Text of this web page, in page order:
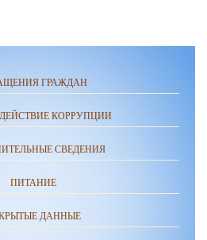
ГРАЖДАН
КОРРУПЦИИ
СВЕДЕНИЯ
ПИТАНИЕ
ДАННЫЕ